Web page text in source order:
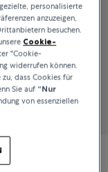
personalisierte
anzuzeigen,
besuchen.
Cookie-
"Cookie-
widerrufen können.
dass Cookies für
Sie auf “Nur
von essenziellen